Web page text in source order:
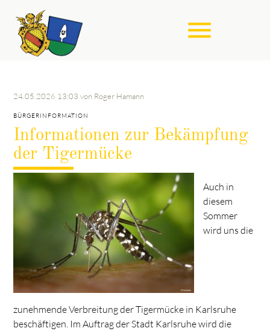
menu
Suchbegriffe
24.05.2026 13:03 von Roger Hamann
BÜRGERINFORMATION
Informationen zur Bekämpfung
der Tigermücke
Auch in
diesem
Sommer
wird uns die
zunehmende Verbreitung der Tigermücke in Karlsruhe
beschäftigen. Im Auftrag der Stadt Karlsruhe wird die